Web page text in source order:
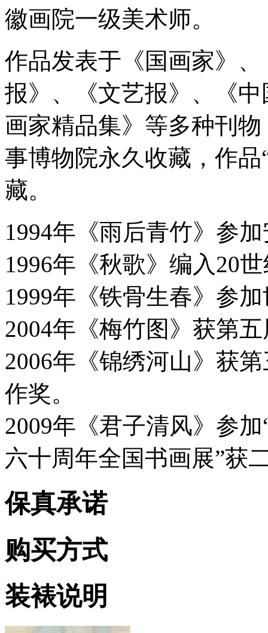
徽画院一级美术师。
作品发表于《国画家》
报》、《文艺报》、《
画家精品集》等多种刊物
事博物院永久收藏，作
藏。
1994年《雨后青竹》参
1996年《秋歌》编入20
1999年《铁骨生春》参
2004年《梅竹图》获第
2006年《锦绣河山》获
作奖。
2009年《君子清风》参
六十周年全国书画展”获
保真承诺
购买方式
装裱说明